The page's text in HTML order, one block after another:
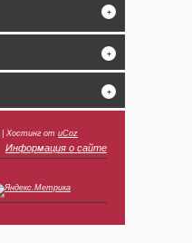
+
+
+
Хостинг от uCoz
Информация о сайте